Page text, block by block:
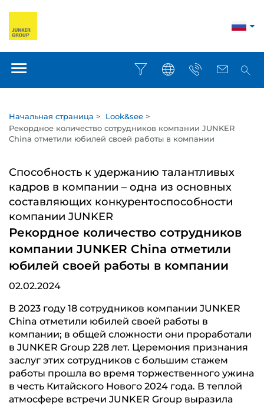
Начальная страница > Look&see >
Рекордное количество сотрудников компании JUNKER
China отметили юбилей своей работы в компании
Способность к удержанию талантливых
кадров в компании – одна из основных
составляющих конкурентоспособности
компании JUNKER
Рекордное количество сотрудников
компании JUNKER China отметили
юбилей своей работы в компании
02.02.2024
В 2023 году 18 сотрудников компании JUNKER
China отметили юбилей своей работы в
компании; в общей сложности они проработали
в JUNKER Group 228 лет. Церемония признания
заслуг этих сотрудников с большим стажем
работы прошла во время торжественного ужина
в честь Китайского Нового 2024 года. В теплой
атмосфере встречи JUNKER Group выразила